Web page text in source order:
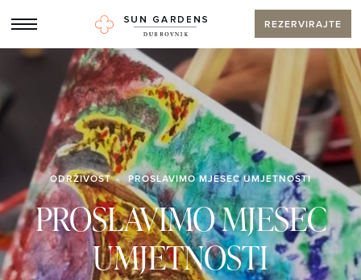
REZERVIRAJTE
ODRŽIVOST PROSLAVIMO MJESEC UMJETNOSTI
PROSLAVIMO MJESEC
UMJETNOSTI